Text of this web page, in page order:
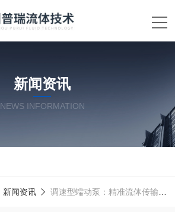
新闻资讯
NEWS INFORMATION
新闻资讯 调速型蠕动泵：精准流体传输的实验室与工业助手